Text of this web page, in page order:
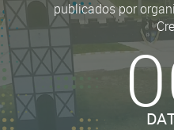
publicados por